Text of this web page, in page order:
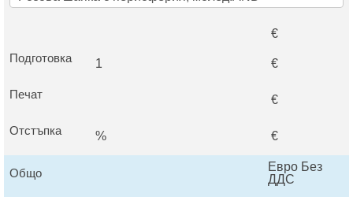
€
Подготовка
1 €
Печат €
Отстъпка % €
Общо
Евро Без
ДДС